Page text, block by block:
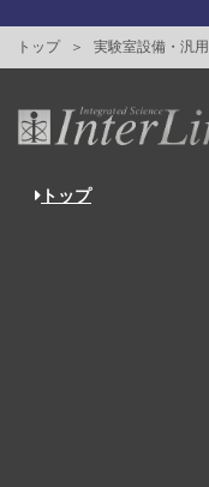
トップ 実験室設備・汎
トップ